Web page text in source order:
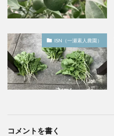
ISN（一瀬素人農園）
コメントを書く